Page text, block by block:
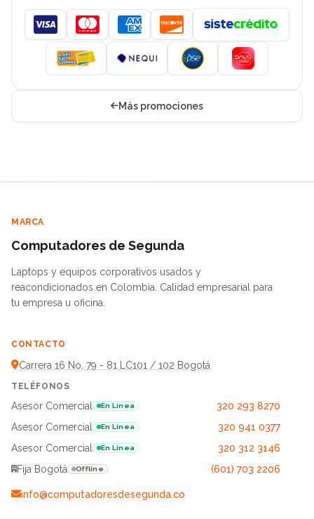
Visa MastercardAmerican Express
Discover
Más promociones
MARCA
Computadores de Segunda
Laptops y equipos corporativos usados y
reacondicionados en Colombia. Calidad empresarial para
tu empresa u oficina.
CONTACTO
Carrera 16 No. 79 - 81 LC101 / 102 Bogotá
TELÉFONOS
Asesor Comercial En Línea
320 293 8270
Asesor Comercial
En Línea
320 941 0377
Asesor Comercial
En Línea
320 312 3146
Fija Bogotá
Offline (601) 703 2206
info@computadoresdesegunda.co